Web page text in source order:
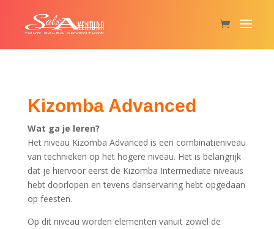
Kizomba Advanced
Wat ga je leren?
Het niveau Kizomba Advanced is een combinatieniveau
van technieken op het hogere niveau. Het is belangrijk
dat je hiervoor eerst de Kizomba Intermediate niveaus
hebt doorlopen en tevens danservaring hebt opgedaan
op feesten.
Op dit niveau worden elementen vanuit zowel de